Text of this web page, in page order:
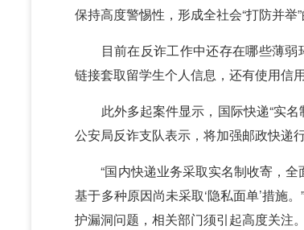
保持高度警惕性，形成全社会“打防并举”
目前在反诈工作中还存在哪些薄弱
链接套取留学生个人信息，还有使用信
此外多起案件显示，国际快递“实名
公安局反诈支队表示，将加强邮政快递
“国内快递业务采取实名制收寄，全
基于多种原因尚未采取‘隐私面单’措施
护漏洞问题，相关部门须引起高度关注。